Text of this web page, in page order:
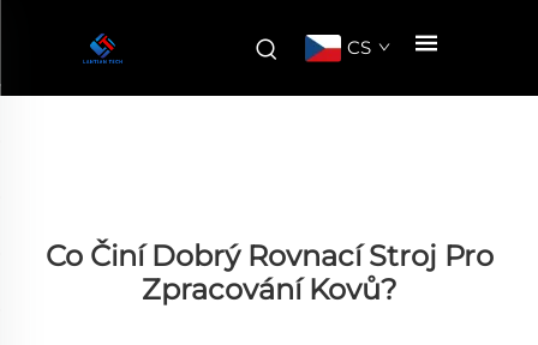
CS
Co Činí Dobrý Rovnací Stroj Pro
Zpracování Kovů?